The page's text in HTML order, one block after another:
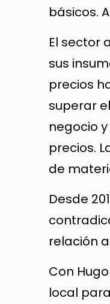
básicos.
El sector
sus
precios
superar
negocio
precios.
de
Desde
relación
Con
local